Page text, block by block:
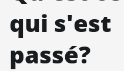
qui s'est
passé?